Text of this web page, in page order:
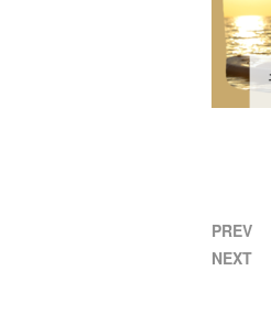
PREV
NEXT